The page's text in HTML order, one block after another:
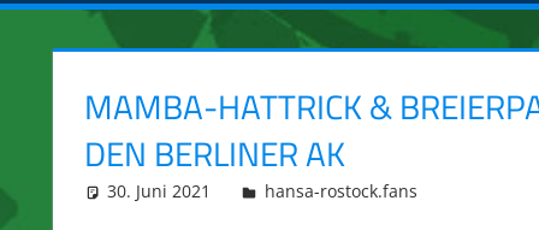
MAMBA-HATTRICK &
DEN BERLINER AK
30. Juni 2021 integromat
hansa-rostock.fans